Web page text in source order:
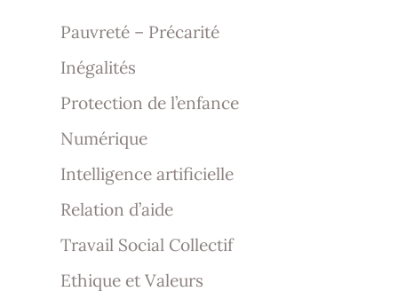
Pauvreté – Précarité
Inégalités
Protection de l’enfance
Numérique
Intelligence artificielle
Relation d’aide
Travail Social Collectif
Ethique et Valeurs